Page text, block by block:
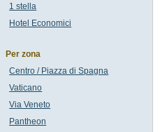
1 stella
Hotel Economici
Per zona
Centro / Piazza di Spagna
Vaticano
Via Veneto
Pantheon